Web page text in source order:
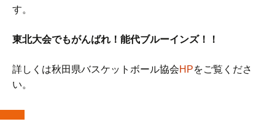
す。
東北大会でもがんばれ！能代ブルーインズ！！
詳しくは秋田県バスケットボール協会HPをご覧くださ
い。